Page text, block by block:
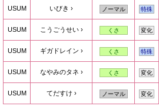
USUM いびき ノーマル 特殊
USUM こうごうせい くさ 変化
USUM ギガドレイン くさ 特殊
USUM なやみのタネ くさ 変化
USUM てだすけ ノーマル 変化